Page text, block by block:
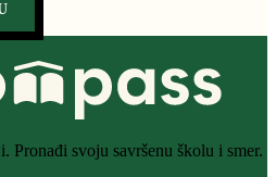
Pronađi svoju savršenu školu i smer.